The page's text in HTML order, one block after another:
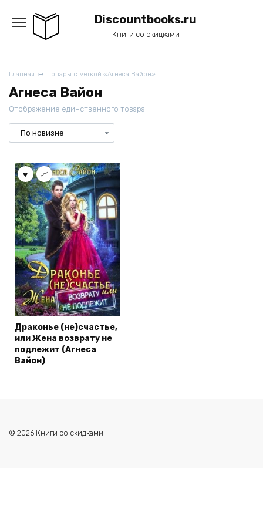
содержанию
Discountbooks.ru
Книги со скидками
Главная Товары с меткой «Агнеса Вайон»
Агнеса Вайон
Отображение единственного товара
Драконье (не)счастье,
или Жена возврату не
подлежит (Агнеса
Вайон)
© 2026 Книги со скидками